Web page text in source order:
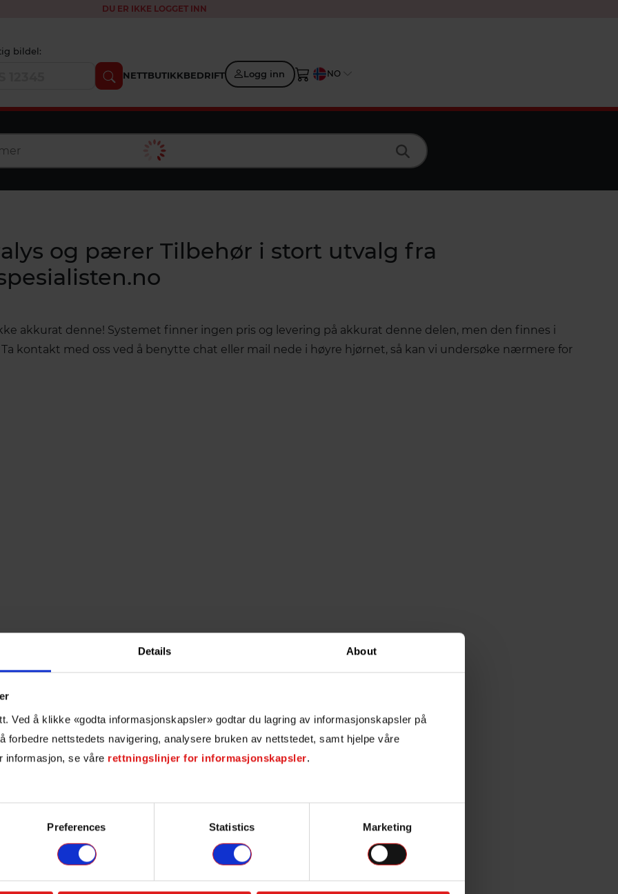
Details About
Ved å klikke «godta informasjonskapsler» godtar du lagring av informasjonskapsler på
forbedre nettstedets navigering, analysere bruken av nettstedet, samt hjelpe våre
informasjon, se våre rettningslinjer for informasjonskapsler.
Preferences Statistics Marketing
DU ER IKKE LOGGET INN
bildel:
NETTBUTIKKBEDRIFT Logg inn NO
og pærer Tilbehør i stort utvalg fra
akkurat denne! Systemet finner ingen pris og levering på akkurat denne delen, men den finnes i
kontakt med oss ved å benytte chat eller mail nede i høyre hjørnet, så kan vi undersøke nærmere for